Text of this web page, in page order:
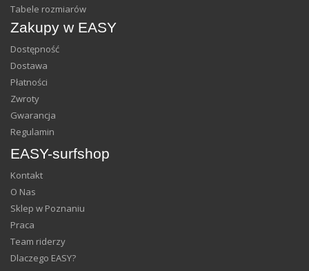
Tabele rozmiarów
Zakupy w EASY
Dostępność
Dostawa
Płatności
Zwroty
Gwarancja
Regulamin
EASY-surfshop
Kontakt
O Nas
Sklep w Poznaniu
Praca
Team riderzy
Dlaczego EASY?